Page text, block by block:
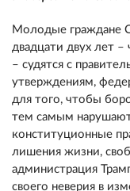
Молодые граждане
двадцати двух лет –
– судятся с
утверждениям,
для того, чтобы
тем самым
конституционные
лишения жизни,
администрация
своего неверия в